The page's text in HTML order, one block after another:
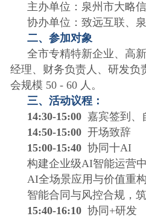
主办单位：泉州市大略
协办单位：致远互联、
二、参加对象
全市专精特新企业、高
经理、财务负责人、研发负
会规模 50 - 60 人。
三、活动议程：
14:30-15:00 嘉宾签到、
14:50-15:00 开场致辞
15:00-15:40 协同十AI
构建企业级AI智能运营
AI全场景应用与价值重构
智能合同与风控合规，
15:40-16:10 协同+研发